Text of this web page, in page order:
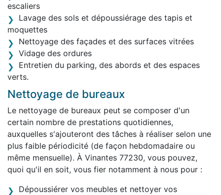
escaliers
Lavage des sols et dépoussiérage des tapis et
moquettes
Nettoyage des façades et des surfaces vitrées
Vidage des ordures
Entretien du parking, des abords et des espaces
verts.
Nettoyage de bureaux
Le nettoyage de bureaux peut se composer d'un
certain nombre de prestations quotidiennes,
auxquelles s'ajouteront des tâches à réaliser selon une
plus faible périodicité (de façon hebdomadaire ou
même mensuelle). À Vinantes 77230, vous pouvez,
quoi qu'il en soit, vous fier notamment à nous pour :
Dépoussiérer vos meubles et nettoyer vos